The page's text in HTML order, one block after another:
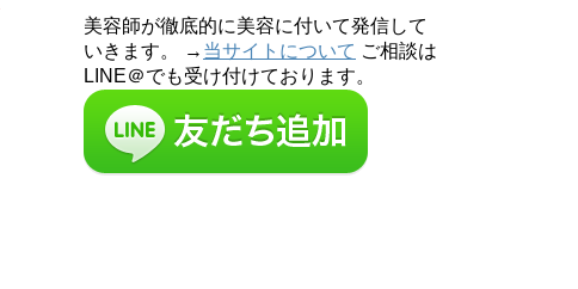
美容師が徹底的に美容に付いて発信して
いきます。 → 当サイトについて ご相談は
LINE＠でも受け付けております。